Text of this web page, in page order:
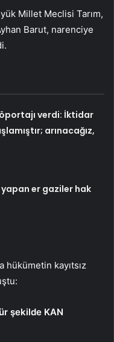
Millet Meclisi Tarım,
Barut, narenciye
verdi: İktidar
arınacağız,
yapan er gaziler hak
kayıtsız
şekilde KAN